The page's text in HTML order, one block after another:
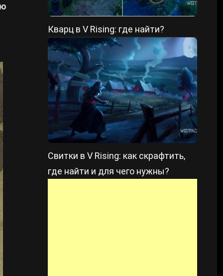
Кварц в V Rising: где найти?
Свитки в V Rising: как скрафтить,
где найти и для чего нужны?